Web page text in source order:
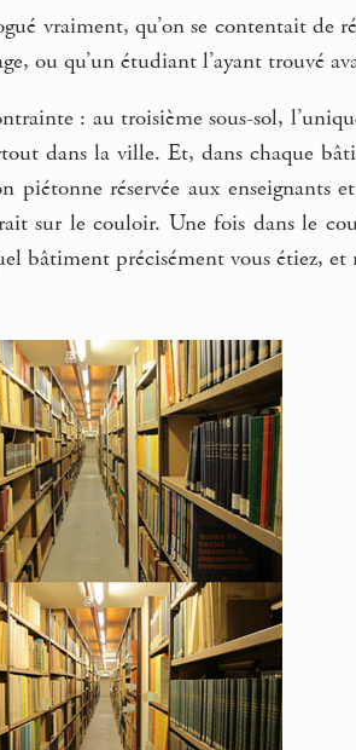
vraiment, qu’on se contentait de
ou qu’un étudiant l’ayant trouvé
: au troisième sous-sol,
dans la ville. Et, dans chaque
piétonne réservée aux enseignants
sur le couloir. Une fois dans le
bâtiment précisément vous étiez,